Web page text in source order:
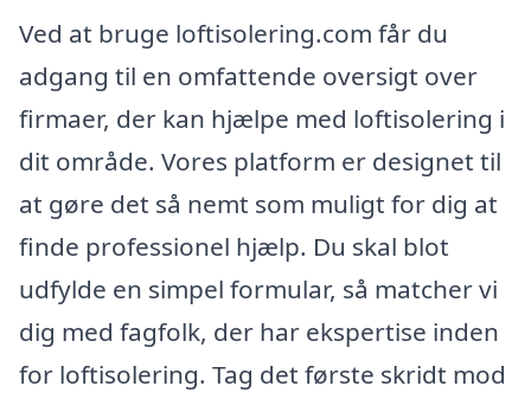
Ved at bruge loftisolering.com får du
adgang til en omfattende oversigt over
firmaer, der kan hjælpe med loftisolering i
dit område. Vores platform er designet til
at gøre det så nemt som muligt for dig at
finde professionel hjælp. Du skal blot
udfylde en simpel formular, så matcher vi
dig med fagfolk, der har ekspertise inden
for loftisolering. Tag det første skridt mod